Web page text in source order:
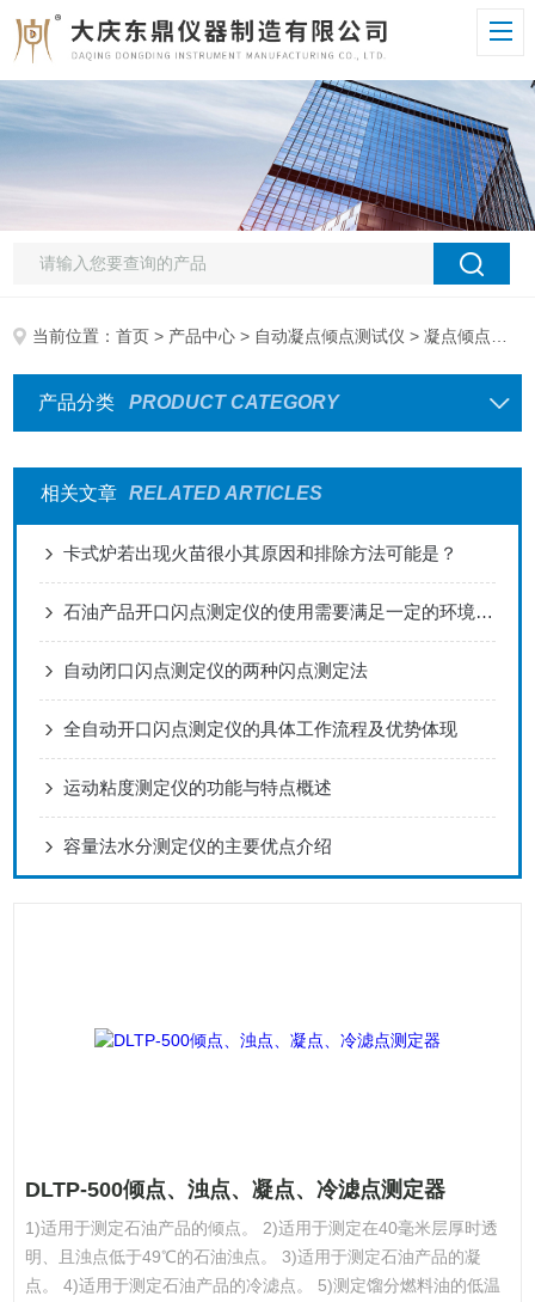
当前位置：首页 > 产品中心 > 自动凝点倾点测试仪 > 凝点倾点测定仪
产品分类 PRODUCT CATEGORY
相关文章 RELATED ARTICLES
卡式炉若出现火苗很小其原因和排除方法可能是？
石油产品开口闪点测定仪的使用需要满足一定的环境要求
自动闭口闪点测定仪的两种闪点测定法
全自动开口闪点测定仪的具体工作流程及优势体现
运动粘度测定仪的功能与特点概述
容量法水分测定仪的主要优点介绍
DLTP-500倾点、浊点、凝点、冷滤点测定器
1)适用于测定石油产品的倾点。 2)适用于测定在40毫米层厚时透
明、且浊点低于49℃的石油浊点。 3)适用于测定石油产品的凝
点。 4)适用于测定石油产品的冷滤点。 5)测定馏分燃料油的低温